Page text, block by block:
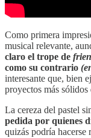
Como primera
musical relevante,
claro el trope de
como su contrario
interesante que, bien
proyectos más
La cereza del pastel
pedida por quienes
quizás podría